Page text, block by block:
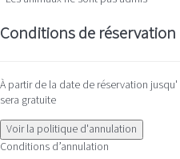
Conditions de réservation
À partir de la date de réservation
sera gratuite
Voir la politique d'annulation
Conditions d’annulation